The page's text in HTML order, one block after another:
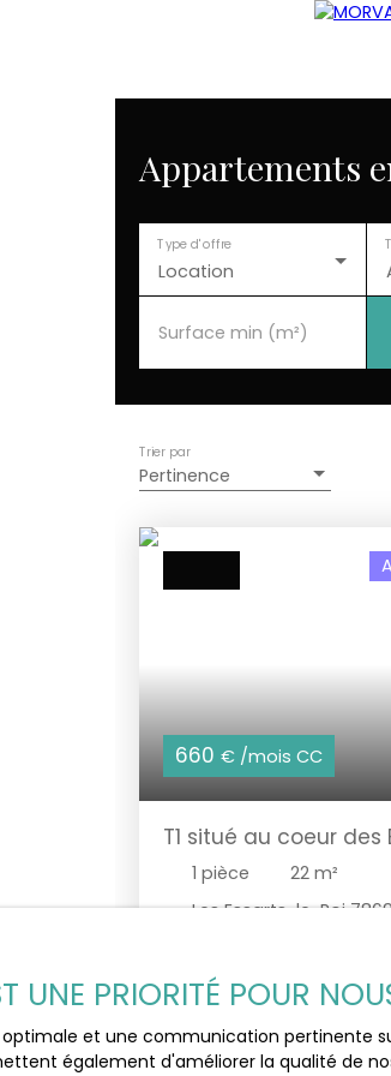
Appartements
Location
Type d'offre
Surface min (m²)
Pertinence
Trier par
660 € /mois CC
T1 situé au coeur des
avec une terrase
1 pièce 22 m²
Les Essarts-le-Roi
m² Idéalement situé à
du centre-ville des
de 22 m² représente une
sur le secteur. Son
UNE PRIORITÉ POUR
et une communication pertinente
également d'améliorer la qualité de